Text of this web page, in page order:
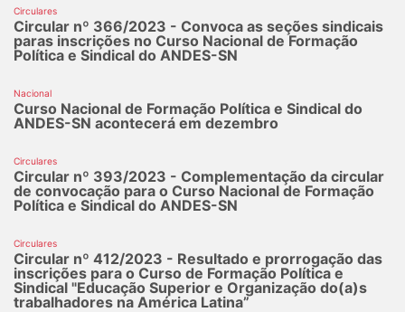
Circulares
Circular nº 366/2023 - Convoca as seções sindicais
paras inscrições no Curso Nacional de Formação
Política e Sindical do ANDES-SN
Nacional
Curso Nacional de Formação Política e Sindical do
ANDES-SN acontecerá em dezembro
Circulares
Circular nº 393/2023 - Complementação da circular
de convocação para o Curso Nacional de Formação
Política e Sindical do ANDES-SN
Circulares
Circular nº 412/2023 - Resultado e prorrogação das
inscrições para o Curso de Formação Política e
Sindical "Educação Superior e Organização do(a)s
trabalhadores na América Latina”